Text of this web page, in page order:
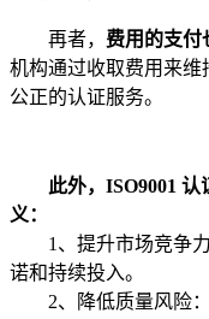
再者， 费用的支付
机构通过收取费用来维
公正的认证服务。
此外，ISO9001 认
义：
1、提升市场竞争力
诺和持续投入。
2、降低质量风险：